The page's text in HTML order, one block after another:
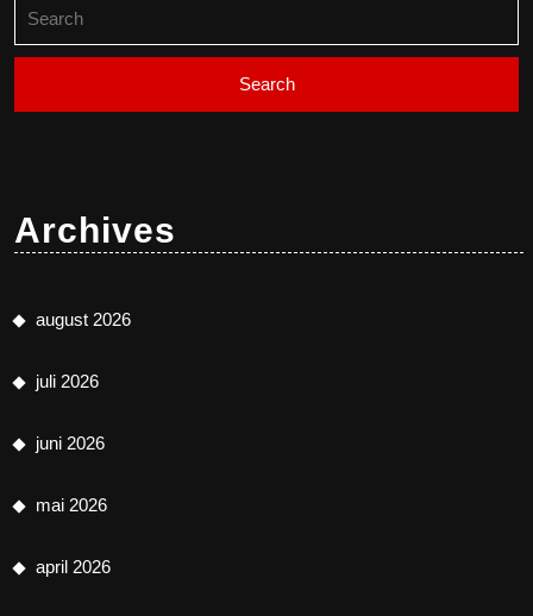
for:
Archives
august 2026
juli 2026
juni 2026
mai 2026
april 2026